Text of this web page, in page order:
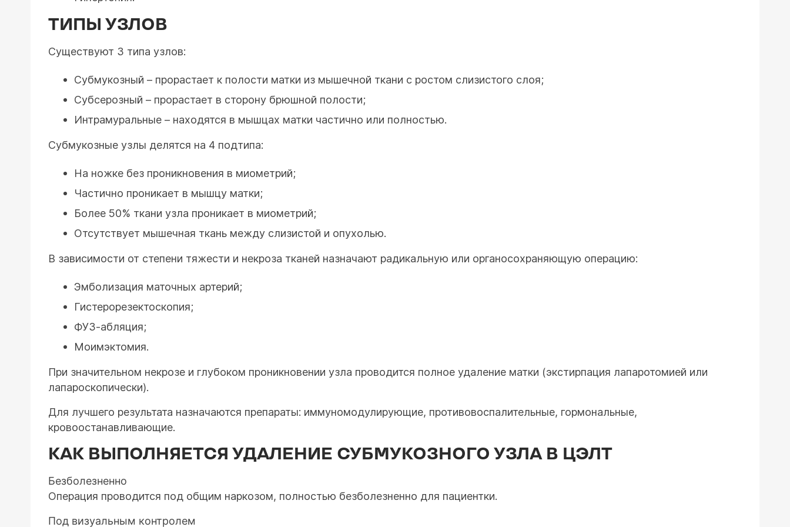
ТИПЫ УЗЛОВ
Существуют 3 типа узлов:
Субмукозный – прорастает к полости матки из мышечной ткани с ростом слизистого слоя;
Субсерозный – прорастает в сторону брюшной полости;
Интрамуральные – находятся в мышцах матки частично или полностью.
Субмукозные узлы делятся на 4 подтипа:
На ножке без проникновения в миометрий;
Частично проникает в мышцу матки;
Более 50% ткани узла проникает в миометрий;
Отсутствует мышечная ткань между слизистой и опухолью.
В зависимости от степени тяжести и некроза тканей назначают радикальную или органосохраняющую операцию:
Эмболизация маточных артерий;
Гистерорезектоскопия;
ФУЗ-абляция;
Моимэктомия.
При значительном некрозе и глубоком проникновении узла проводится полное удаление матки (экстирпация лапаротомией или
лапароскопически).
Для лучшего результата назначаются препараты: иммуномодулирующие, противовоспалительные, гормональные,
кровоостанавливающие.
КАК ВЫПОЛНЯЕТСЯ УДАЛЕНИЕ СУБМУКОЗНОГО УЗЛА В ЦЭЛТ
Безболезненно
Операция проводится под общим наркозом, полностью безболезненно для пациентки.
Под визуальным контролем